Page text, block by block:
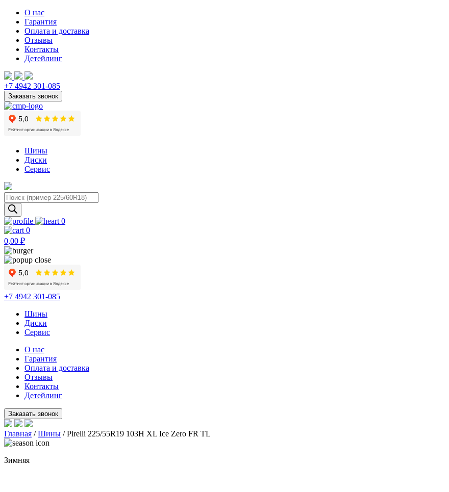
О нас
Гарантия
Оплата и доставка
Отзывы
Контакты
Детейлинг
+7 4942 301-085
Шины
Диски
Сервис
Поиск
товаров
0
0
0,00 ₽
+7 4942 301-085
Шины
Диски
Сервис
О нас
Гарантия
Оплата и доставка
Отзывы
Контакты
Детейлинг
Главная /Шины / Pirelli 225/55R19 103H XL Ice Zero FR TL
Зимняя